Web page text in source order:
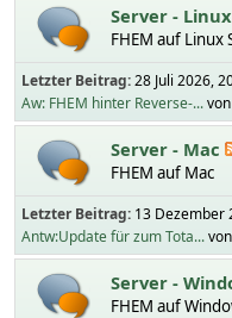
Server - Linux
FHEM auf Linux
Letzter Beitrag:28 Juli 2026,
Aw: FHEM hinter Reverse-...von
Server - Mac
FHEM auf Mac
Letzter Beitrag: 13 Dezember
Antw:Update für zum Tota...von
Server -
FHEM auf